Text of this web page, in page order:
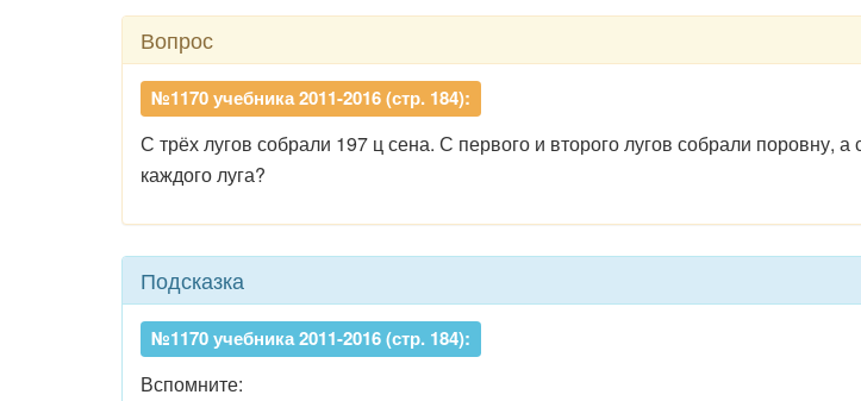
Вопрос
№1170 учебника 2011-2016 (стр. 184):
С трёх лугов собрали 197 ц сена. С первого и второго лугов собрали поровну,
каждого луга?
Подсказка
№1170 учебника 2011-2016 (стр. 184):
Вспомните: